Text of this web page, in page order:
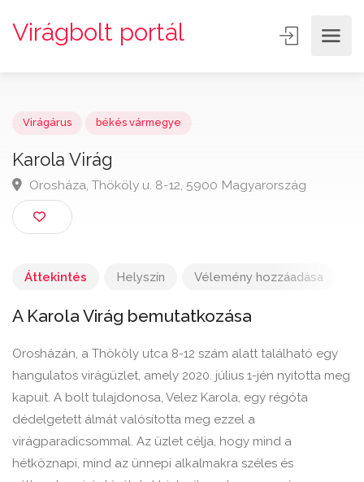
Virágbolt portál
Karola Virág
Orosháza, Thököly u. 8-12, 5900 Magyarország
Áttekintés Helyszín Vélemény hozzáadása
A Karola Virág bemutatkozása
Orosházán, a Thököly utca 8-12 szám alatt található egy
hangulatos virágüzlet, amely 2020. július 1-jén nyitotta meg
kapuit. A bolt tulajdonosa, Velez Karola, egy régóta
dédelgetett álmát valósította meg ezzel a
virágparadicsommal. Az üzlet célja, hogy mind a
hétköznapi, mind az ünnepi alkalmakra széles és